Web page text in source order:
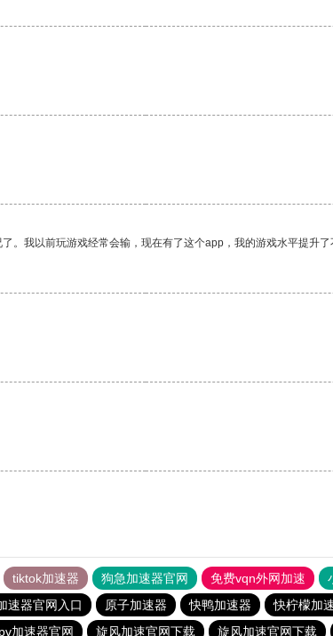
我以前玩游戏经常会输，现在有了这个app，我的游戏水平提升了
tiktok加速器 狗急加速器官网 免费vqn外网加速
速器官网入口 原子加速器 快鸭加速器 快柠檬加
加速器官网 旋风加速官网下载 旋风加速官网下载